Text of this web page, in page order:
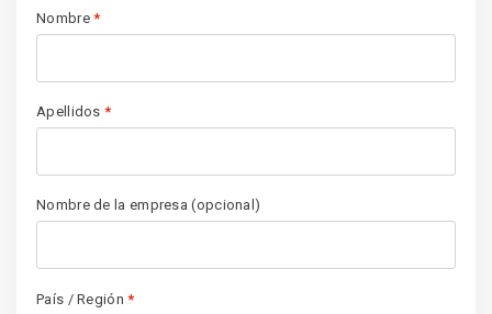
Nombre*
Apellidos *
Nombre de la empresa(opcional)
País / Región*